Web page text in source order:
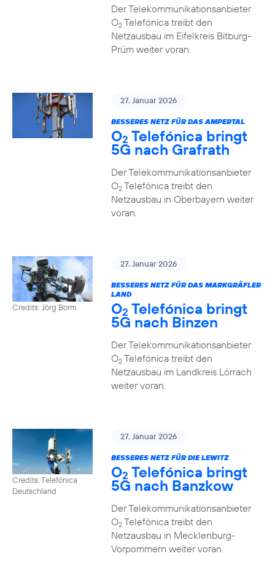
Der Telekommunikationsanbieter
O2Telefónica treibt den
Netzausbau im Eifelkreis Bitburg-
Prüm weiter voran.
27. Januar 2026
BESSERES NETZ FÜR DAS AMPERTAL
O2 Telefónica bringt
5G nach Grafrath
Der Telekommunikationsanbieter
O2Telefónica treibt den
Netzausbau in Oberbayern weiter
voran.
Credits: Jörg Borm
27. Januar 2026
BESSERES NETZ FÜR DAS MARKGRÄFLER
LAND
O2 Telefónica bringt
5G nach Binzen
Der Telekommunikationsanbieter
O2Telefónica treibt den
Netzausbau im Landkreis Lörrach
weiter voran.
Credits: Telefónica
Deutschland
27. Januar 2026
BESSERES NETZ FÜR DIE LEWITZ
O2 Telefónica bringt
5G nach Banzkow
Der Telekommunikationsanbieter
O2Telefónica treibt den
Netzausbau in Mecklenburg-
Vorpommern weiter voran.